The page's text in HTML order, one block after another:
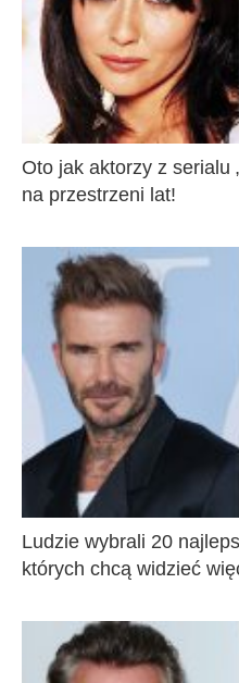
Oto jak aktorzy z serialu
na przestrzeni lat!
Ludzie wybrali 20
których chcą widzieć